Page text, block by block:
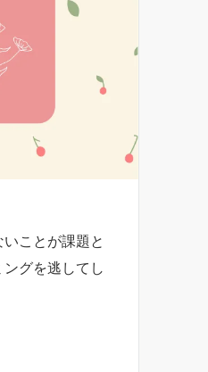
ことが課題と
グを逃してし